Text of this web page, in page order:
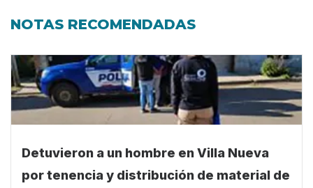
NOTAS RECOMENDADAS
Detuvieron a un hombre en Villa Nueva
por tenencia y distribución de material de